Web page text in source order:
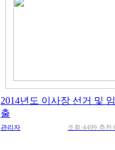
2014년도 이사장 선거 및
출
관리자 조회:4499 추천